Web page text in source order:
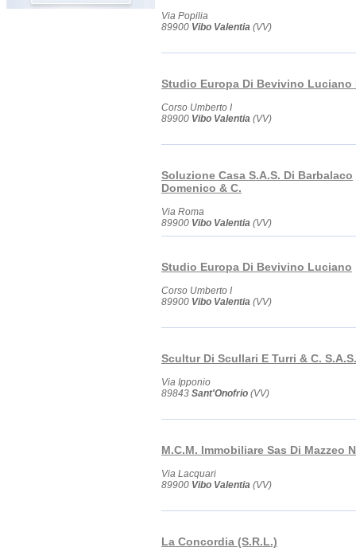
Via Popilia
89900 Vibo Valentia (VV)
Studio Europa Di Bevivino Luciano
Corso Umberto I
89900 Vibo Valentia (VV)
Soluzione Casa S.A.S. Di Barbalaco
Domenico & C.
Via Roma
89900 Vibo Valentia (VV)
Studio Europa Di Bevivino Luciano
Corso Umberto I
89900 Vibo Valentia (VV)
Scultur Di Scullari E Turri & C. S.A.S.
Via Ipponio
89843 Sant'Onofrio (VV)
M.C.M. Immobiliare Sas Di Mazzeo
Via Lacquari
89900 Vibo Valentia (VV)
La Concordia (S.R.L.)